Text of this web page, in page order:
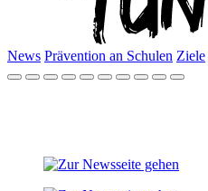
News Prävention an Schulen Ziele